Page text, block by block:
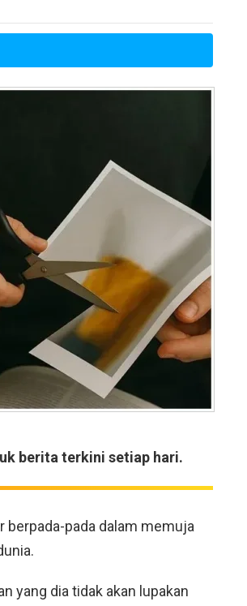
berita terkini setiap hari.
berpada-pada dalam memuja
yang dia tidak akan lupakan